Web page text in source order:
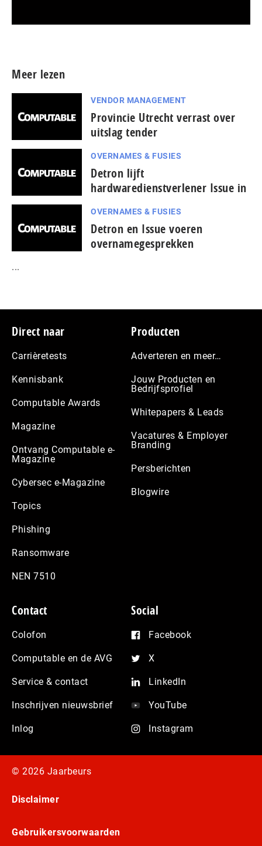
Meer lezen
VENDOR MANAGEMENT
Provincie Utrecht verrast over
uitslag tender
OVERNAMES & FUSIES
Detron lijft
hardwaredienstverlener Issue in
OVERNAMES & FUSIES
Detron en Issue voeren
overnamegesprekken
...
Footer
Direct naar
Carrièretests
Kennisbank
Computable Awards
Magazine
Ontvang Computable e-
Magazine
Cybersec e-Magazine
Topics
Phishing
Ransomware
NEN 7510
Producten
Adverteren en meer…
Jouw Producten en
Bedrijfsprofiel
Whitepapers & Leads
Vacatures & Employer
Branding
Persberichten
Blogwire
Contact
Colofon
Computable en de AVG
Service & contact
Inschrijven nieuwsbrief
Inlog
Social
Facebook
X
LinkedIn
YouTube
Instagram
© 2026 Jaarbeurs
Disclaimer
Gebruikersvoorwaarden